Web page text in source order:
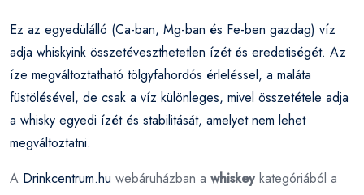
Ez az egyedülálló (Ca-ban, Mg-ban és Fe-ben gazdag) víz
adja whiskyink összetéveszthetetlen ízét és eredetiségét. Az
íze megváltoztatható tölgyfahordós érleléssel, a maláta
füstölésével, de csak a víz különleges, mivel összetétele adja
a whisky egyedi ízét és stabilitását, amelyet nem lehet
megváltoztatni.
A Drinkcentrum.hu webáruházban a whiskeykategóriából a